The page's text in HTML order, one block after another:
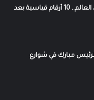
ميسي يتوج نفسه ملكًا لكأس العالم.. 10 أرقام قياسية بعد
مبارك في شوارع